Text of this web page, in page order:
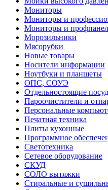
Мониторы
Мониторы и
Мониторы и
Морозильники
Мясорубки
Новые товары
Носители информации
Ноутбуки и планшеты
ОПС, СОУЭ
Отдельностоящие
Пароочистители и
Персональные
Печатная техника
Плиты кухонные
Программное
Светотехника
Сетевое оборудование
СКУД
СОЛО вытяжки
Стиральные и